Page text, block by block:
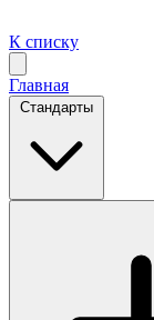
К списку
Главная
Стандарты